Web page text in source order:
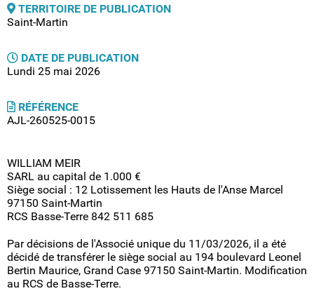
TERRITOIRE DE PUBLICATION
Saint-Martin
DATE DE PUBLICATION
Lundi 25 mai 2026
RÉFÉRENCE
AJL-260525-0015
WILLIAM MEIR
SARL au capital de 1.000 €
Siège social : 12 Lotissement les Hauts de l'Anse Marcel
97150 Saint-Martin
RCS Basse-Terre 842 511 685
Par décisions de l'Associé unique du 11/03/2026, il a été
décidé de transférer le siège social au 194 boulevard Leonel
Bertin Maurice, Grand Case 97150 Saint-Martin. Modification
au RCS de Basse-Terre.